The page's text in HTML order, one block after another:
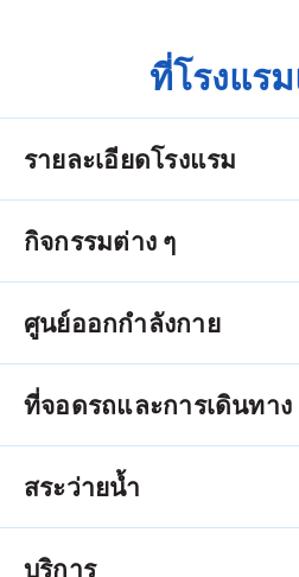
ที่โรงแร
รายละเอียดโรงแรม
กิจกรรมต่าง ๆ
ศูนย์ออกกำลังกาย
ที่จอดรถและการเดินทาง
สระว่ายน้ำ
บริการ